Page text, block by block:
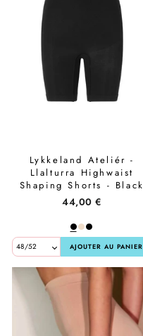
Lykkeland Ateliér -
Llalturra Highwaist
Shaping Shorts - Black
44,00 €
AJOUTER AU PANIER